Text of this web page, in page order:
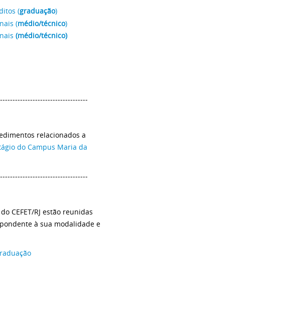
(graduação)
(médio/técnico)
(médio/técnico)
relacionados a
do Campus Maria da
CEFET/RJ estão reunidas
à sua modalidade e